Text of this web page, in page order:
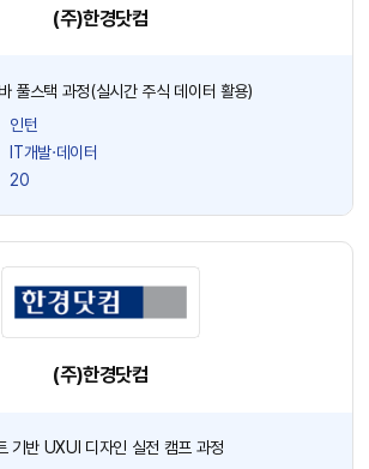
(주)한경닷컴
풀스택 과정(실시간 주식 데이터 활용)
인턴
IT개발·데이터
20
(주)한경닷컴
기반 UXUI 디자인 실전 캠프 과정